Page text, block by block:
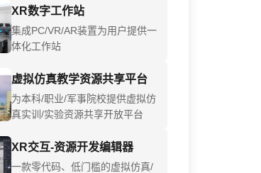
XR数字工作站
集成PC/VR/AR装置为用户提供一
体化工作站
虚拟仿真教学资源共享平台
为本科/职业/军事院校提供虚拟仿
真实训/实验资源共享开放平台
XR交互-资源开发编辑器
一款零代码、低门槛的虚拟仿真/